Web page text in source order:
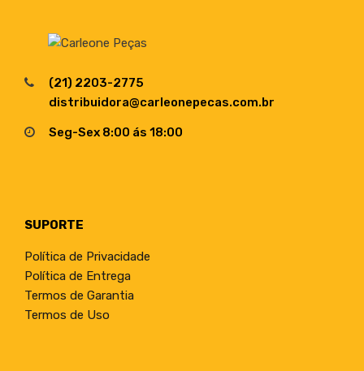
(21) 2203-2775
distribuidora@carleonepecas.com.br
Seg-Sex 8:00 ás 18:00
SUPORTE
Política de Privacidade
Política de Entrega
Termos de Garantia
Termos de Uso